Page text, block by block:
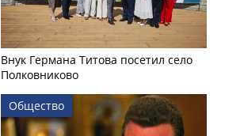
Внук Германа Титова посетил село
Полковниково
Общество